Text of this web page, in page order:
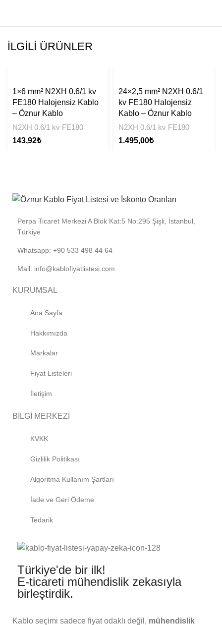
İLGILI ÜRÜNLER
1×6 mm² N2XH 0.6/1 kv
FE180 Halojensiz Kablo
– Öznur Kablo
N2XH 0.6/1 kv FE180
143,92₺
24×2,5 mm² N2XH 0.6/1
kv FE180 Halojensiz
Kablo – Öznur Kablo
N2XH 0.6/1 kv FE180
1.495,00₺
Perpa Ticaret Merkezi A Blok Kat:5 No:295 Şişli, İstanbul,
Türkiye
Whatsapp: +90 533 498 44 64
Mail: info@kablofiyatlistesi.com
KURUMSAL
Ana Sayfa
Hakkımızda
Markalar
Fiyat Listeleri
İletişim
BİLGİ MERKEZİ
KVKK
Gizlilik Politikası
Algoritma Kullanım Şartları
İade ve Geri Ödeme
Tedarik
Türkiye'de bir ilk!
E-ticareti mühendislik zekasıyla
birleştirdik.
Kablo seçimi sadece fiyat odaklı değil, mühendislik